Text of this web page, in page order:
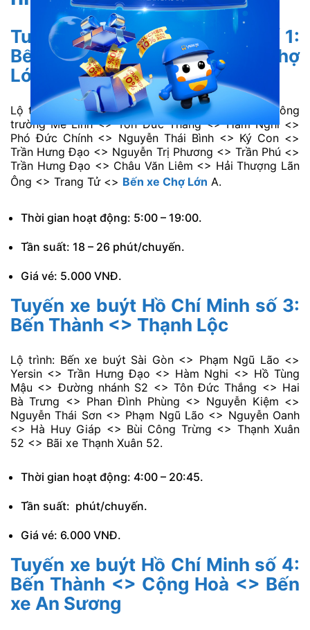
Tuyến xe buýt Hồ Chí Minh số 1:
Bến Thành <> Bến xe buýt Chợ
Lớn
Lộ trình: Công trường Mê Linh <> Thi Sách <> Công
trường Mê Linh <> Tôn Đức Thắng <> Hàm Nghi <>
Phó Đức Chính <> Nguyễn Thái Bình <> Ký Con <>
Trần Hưng Đạo <> Nguyễn Trị Phương <> Trần Phú <>
Trần Hưng Đạo <> Châu Văn Liêm <> Hải Thượng Lãn
Ông <> Trang Tử <> Bến xe Chợ Lớn A.
Thời gian hoạt động: 5:00 – 19:00.
Tần suất: 18 – 26 phút/chuyến.
Giá vé: 5.000 VNĐ.
Tuyến xe buýt Hồ Chí Minh số 3:
Bến Thành <> Thạnh Lộc
Lộ trình: Bến xe buýt Sài Gòn <> Phạm Ngũ Lão <>
Yersin <> Trần Hưng Đạo <> Hàm Nghi <> Hồ Tùng
Mậu <> Đường nhánh S2 <> Tôn Đức Thắng <> Hai
Bà Trưng <> Phan Đình Phùng <> Nguyễn Kiệm <>
Nguyễn Thái Sơn <> Phạm Ngũ Lão <> Nguyễn Oanh
<> Hà Huy Giáp <> Bùi Công Trừng <> Thạnh Xuân
52 <> Bãi xe Thạnh Xuân 52.
Thời gian hoạt động: 4:00 – 20:45.
Tần suất: phút/chuyến.
Giá vé: 6.000 VNĐ.
Tuyến xe buýt Hồ Chí Minh số 4:
Bến Thành <> Cộng Hoà <> Bến
xe An Sương